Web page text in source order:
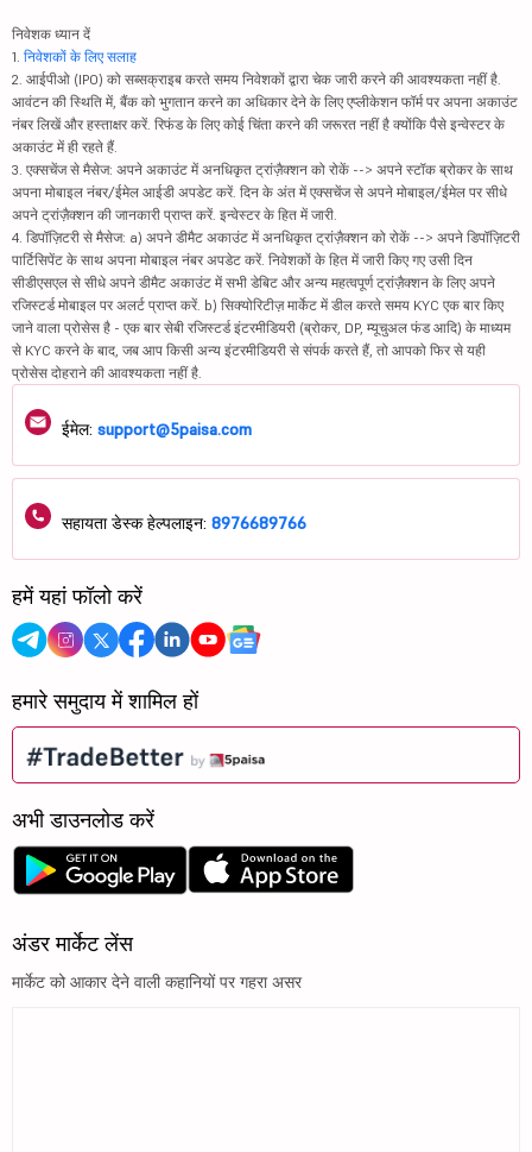
निवेशक ध्यान दें
1. निवेशकों के लिए सलाह
2. आईपीओ (IPO) को सब्सक्राइब करते समय निवेशकों द्वारा चेक जारी करने की आवश्यकता नहीं है.
आवंटन की स्थिति में, बैंक को भुगतान करने का अधिकार देने के लिए एप्लीकेशन फॉर्म पर अपना अकाउंट
नंबर लिखें और हस्ताक्षर करें. रिफंड के लिए कोई चिंता करने की जरूरत नहीं है क्योंकि पैसे इन्वेस्टर के
अकाउंट में ही रहते हैं.
3. एक्सचेंज से मैसेज: अपने अकाउंट में अनधिकृत ट्रांज़ैक्शन को रोकें --> अपने स्टॉक ब्रोकर के साथ
अपना मोबाइल नंबर/ईमेल आईडी अपडेट करें. दिन के अंत में एक्सचेंज से अपने मोबाइल/ईमेल पर सीधे
अपने ट्रांज़ैक्शन की जानकारी प्राप्त करें. इन्वेस्टर के हित में जारी.
4. डिपॉज़िटरी से मैसेज: a) अपने डीमैट अकाउंट में अनधिकृत ट्रांज़ैक्शन को रोकें --> अपने डिपॉज़िटरी
पार्टिसिपेंट के साथ अपना मोबाइल नंबर अपडेट करें. निवेशकों के हित में जारी किए गए उसी दिन
सीडीएसएल से सीधे अपने डीमैट अकाउंट में सभी डेबिट और अन्य महत्वपूर्ण ट्रांज़ैक्शन के लिए अपने
रजिस्टर्ड मोबाइल पर अलर्ट प्राप्त करें. b) सिक्योरिटीज़ मार्केट में डील करते समय KYC एक बार किए
जाने वाला प्रोसेस है - एक बार सेबी रजिस्टर्ड इंटरमीडियरी (ब्रोकर, DP, म्यूचुअल फंड आदि) के माध्यम
से KYC करने के बाद, जब आप किसी अन्य इंटरमीडियरी से संपर्क करते हैं, तो आपको फिर से यही
प्रोसेस दोहराने की आवश्यकता नहीं है.
ईमेल: support@5paisa.com
सहायता डेस्क हेल्पलाइन: 8976689766
हमें यहां फॉलो करें
हमारे समुदाय में शामिल हों
अभी डाउनलोड करें
अंडर मार्केट लेंस
मार्केट को आकार देने वाली कहानियों पर गहरा असर